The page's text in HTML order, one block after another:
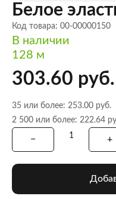
Белое
Код товара: 00-00000150
В наличии
128 м
303.60 руб.
35 или более: 253.00 руб.
2 500 или более: 222.64